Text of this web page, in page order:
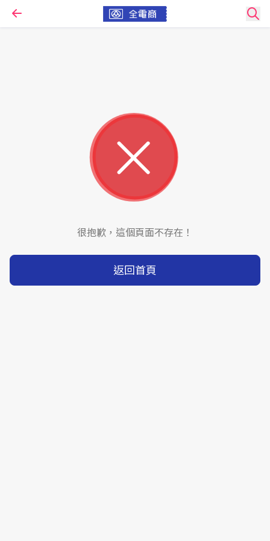
很抱歉，這個頁面不存在！
返回首頁